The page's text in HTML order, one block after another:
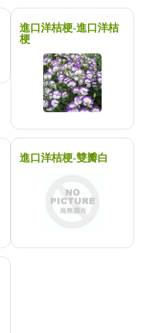
進口洋桔梗-進口洋桔
梗
進口洋桔梗-雙瓣白